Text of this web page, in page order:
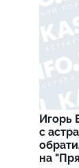
Игорь
с
на